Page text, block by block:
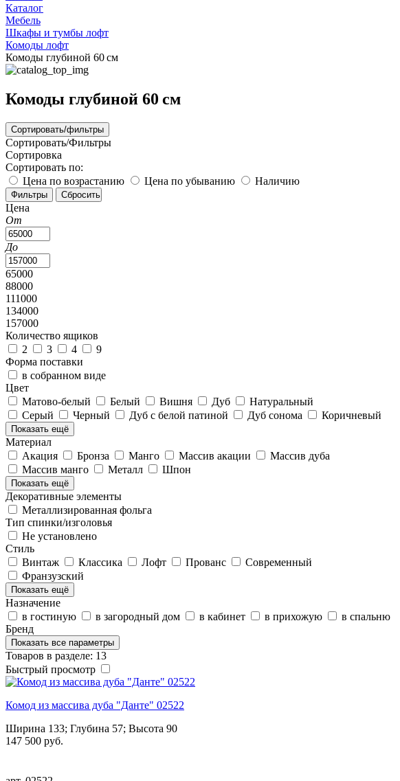
Каталог
Мебель
Шкафы и тумбы лофт
Комоды лофт
Комоды глубиной 60 см
Комоды глубиной 60 см
Сортировать/фильтры
Сортировать/Фильтры
Сортировка
Сортировать по:
Цена по возрастанию
Цена по убыванию Наличию
Цена
От
До
65000
88000
111000
134000
157000
Количество ящиков
2
3 4
9
Форма поставки
в собранном виде
Цвет
Матово-белый
Белый Вишня Дуб
Натуральный
Серый
Черный Дуб с белой патиной Дуб сонома Коричневый
Показать ещё
Материал
Акация
Бронза Манго Массив акации
Массив дуба
Массив манго
Металл Шпон
Показать ещё
Декоративные элементы
Металлизированная фольга
Тип спинки/изголовья
Не установлено
Стиль
Винтаж
Классика Лофт Прованс
Современный
Франзузский
Показать ещё
Назначение
в гостиную
в загородный дом в кабинет в прихожую
в спальню
Бренд
Показать все параметры
Товаров в разделе: 13
Быстрый просмотр
Комод из массива дуба "Данте" 02522
Ширина 133; Глубина 57; Высота 90
147 500 руб.